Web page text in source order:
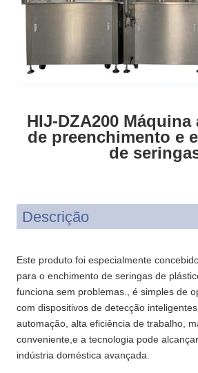
HIJ-DZA200
de preenchimento e
de
Descrição
Este produto foi especialmente
para o enchimento de seringas de
funciona sem problemas., é simples de
com dispositivos de detecção
automação, alta eficiência de trabalho,
conveniente,e a tecnologia pode
indústria doméstica avançada.